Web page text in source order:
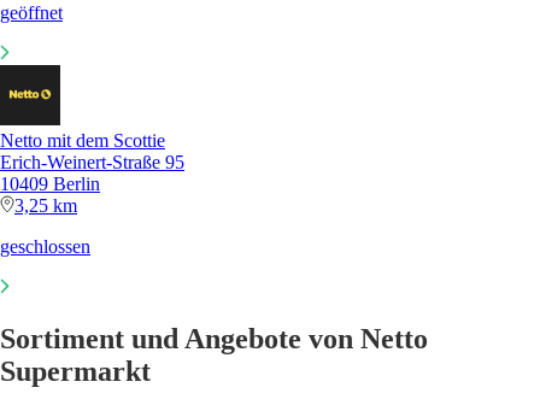
geöffnet
Netto mit dem Scottie
Erich-Weinert-Straße 95
10409 Berlin
3,25 km
geschlossen
Sortiment und Angebote von Netto
Supermarkt